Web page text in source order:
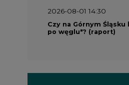
2026-08-01 14:30
Czy na Górnym Śląsku
po węglu"? (raport)